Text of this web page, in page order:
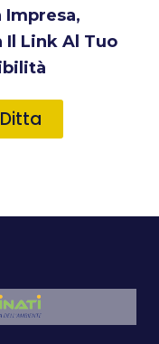
Impresa,
Il Link Al Tuo